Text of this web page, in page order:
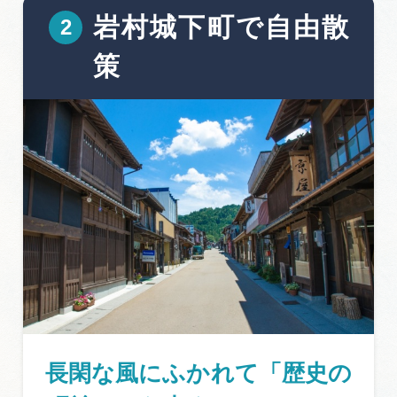
岩村城下町で自由散
策
長閑な風にふかれて「歴史の